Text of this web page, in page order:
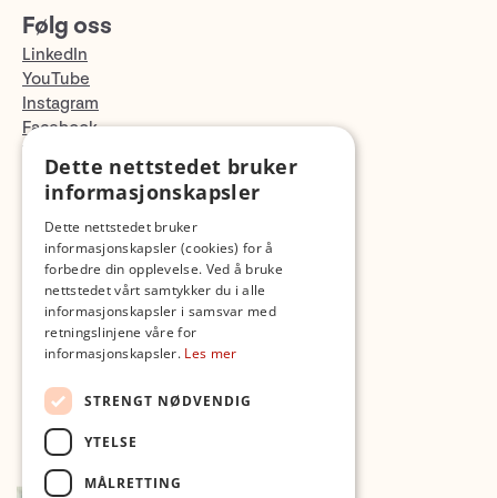
Følg oss
LinkedIn
YouTube
Instagram
Facebook
TikTok
Fotopodden
Med forbehold om skrive- og lagerfeil
Dette nettstedet bruker
informasjonskapsler
Dette nettstedet bruker
informasjonskapsler (cookies) for å
forbedre din opplevelse. Ved å bruke
nettstedet vårt samtykker du i alle
informasjonskapsler i samsvar med
retningslinjene våre for
informasjonskapsler. Les mer
STRENGT NØDVENDIG
YTELSE
MÅLRETTING